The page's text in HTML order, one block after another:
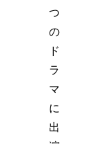
つ
の
ド
ラ
マ
に
出